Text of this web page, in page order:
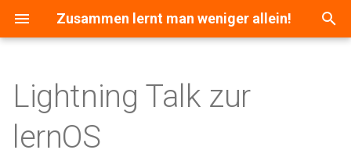
Zusammen lernt man weniger allein!
cLightning Talk zur
lernOS